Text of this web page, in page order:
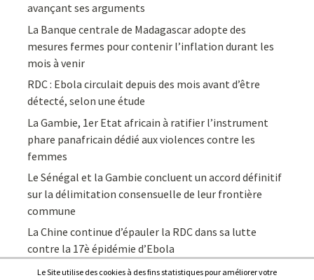
avançant ses arguments
La Banque centrale de Madagascar adopte des
mesures fermes pour contenir l’inflation durant les
mois à venir
RDC : Ebola circulait depuis des mois avant d’être
détecté, selon une étude
La Gambie, 1er Etat africain à ratifier l’instrument
phare panafricain dédié aux violences contre les
femmes
Le Sénégal et la Gambie concluent un accord définitif
sur la délimitation consensuelle de leur frontière
commune
La Chine continue d’épauler la RDC dans sa lutte
contre la 17è épidémie d’Ebola
Le Site utilise des cookies à des fins statistiques pour améliorer votre